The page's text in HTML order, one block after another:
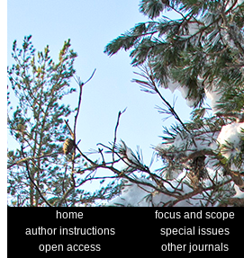
home focus and scope
author instructions
special issues
open access
other journals